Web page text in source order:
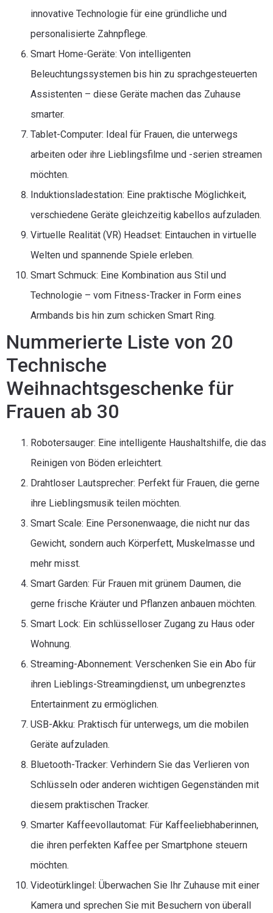
innovative Technologie für eine gründliche und
personalisierte Zahnpflege.
Smart Home-Geräte: Von intelligenten
Beleuchtungssystemen bis hin zu sprachgesteuerten
Assistenten – diese Geräte machen das Zuhause
smarter.
Tablet-Computer: Ideal für Frauen, die unterwegs
arbeiten oder ihre Lieblingsfilme und -serien streamen
möchten.
Induktionsladestation: Eine praktische Möglichkeit,
verschiedene Geräte gleichzeitig kabellos aufzuladen.
Virtuelle Realität (VR) Headset: Eintauchen in virtuelle
Welten und spannende Spiele erleben.
Smart Schmuck: Eine Kombination aus Stil und
Technologie – vom Fitness-Tracker in Form eines
Armbands bis hin zum schicken Smart Ring.
Nummerierte Liste von 20
Technische
Weihnachtsgeschenke für
Frauen ab 30
Robotersauger: Eine intelligente Haushaltshilfe, die das
Reinigen von Böden erleichtert.
Drahtloser Lautsprecher: Perfekt für Frauen, die gerne
ihre Lieblingsmusik teilen möchten.
Smart Scale: Eine Personenwaage, die nicht nur das
Gewicht, sondern auch Körperfett, Muskelmasse und
mehr misst.
Smart Garden: Für Frauen mit grünem Daumen, die
gerne frische Kräuter und Pflanzen anbauen möchten.
Smart Lock: Ein schlüsselloser Zugang zu Haus oder
Wohnung.
Streaming-Abonnement: Verschenken Sie ein Abo für
ihren Lieblings-Streamingdienst, um unbegrenztes
Entertainment zu ermöglichen.
USB-Akku: Praktisch für unterwegs, um die mobilen
Geräte aufzuladen.
Bluetooth-Tracker: Verhindern Sie das Verlieren von
Schlüsseln oder anderen wichtigen Gegenständen mit
diesem praktischen Tracker.
Smarter Kaffeevollautomat: Für Kaffeeliebhaberinnen,
die ihren perfekten Kaffee per Smartphone steuern
möchten.
Videotürklingel: Überwachen Sie Ihr Zuhause mit einer
Kamera und sprechen Sie mit Besuchern von überall